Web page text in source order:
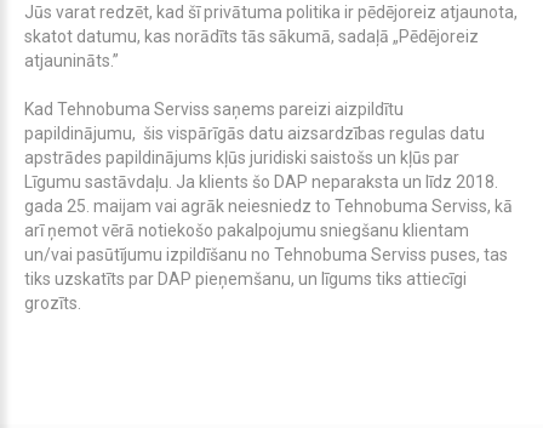
Jūs varat redzēt, kad šī privātuma politika ir pēdējoreiz atjaunota,
skatot datumu, kas norādīts tās sākumā, sadaļā „Pēdējoreiz
atjaunināts.”
Kad Tehnobuma Serviss saņems pareizi aizpildītu
papildinājumu, šis vispārīgās datu aizsardzības regulas datu
apstrādes papildinājums kļūs juridiski saistošs un kļūs par
Līgumu sastāvdaļu. Ja klients šo DAP neparaksta un līdz 2018.
gada 25. maijam vai agrāk neiesniedz to Tehnobuma Serviss, kā
arī ņemot vērā notiekošo pakalpojumu sniegšanu klientam
un/vai pasūtījumu izpildīšanu no Tehnobuma Serviss puses, tas
tiks uzskatīts par DAP pieņemšanu, un līgums tiks attiecīgi
grozīts.